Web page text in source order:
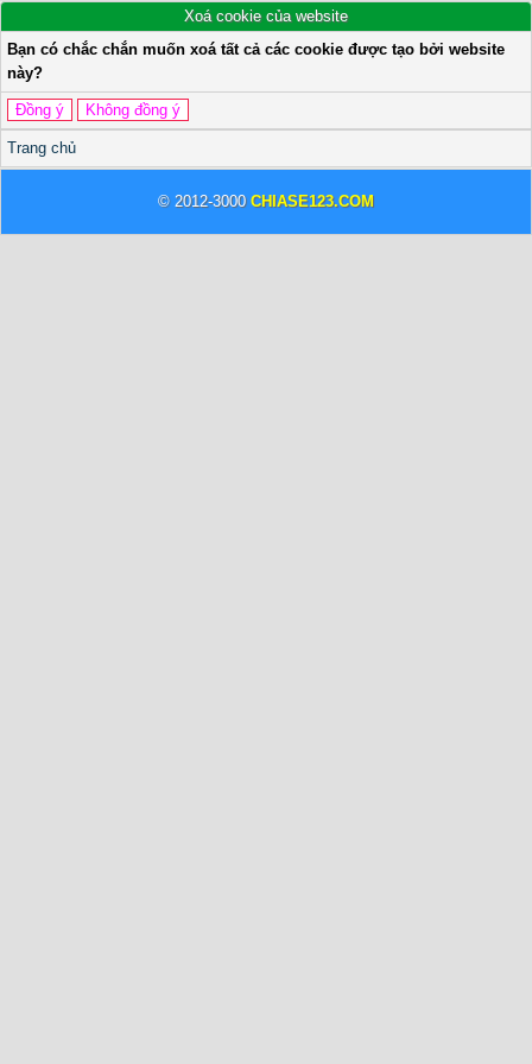
Xoá cookie của website
Bạn có chắc chắn muốn xoá tất cả các cookie được tạo bởi website
này?
Trang chủ
© 2012-3000 CHIASE123.COM